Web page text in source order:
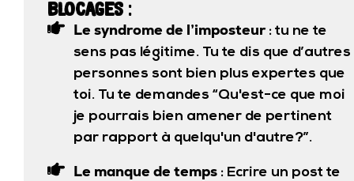
blocages :
Le syndrome de l’imposteur: tu ne te
sens pas légitime. Tu te dis que d’autres
personnes sont bien plus expertes que
toi. Tu te demandes “Qu'est-ce que moi
je pourrais bien amener de pertinent
par rapport à quelqu'un d'autre?”.
Le manque de temps: Ecrire un post te